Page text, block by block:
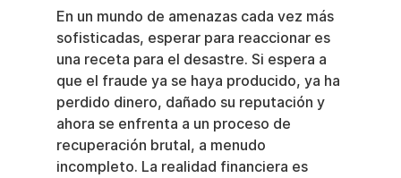
En un mundo de amenazas cada vez más
sofisticadas, esperar para reaccionar es
una receta para el desastre. Si espera a
que el fraude ya se haya producido, ya ha
perdido dinero, dañado su reputación y
ahora se enfrenta a un proceso de
recuperación brutal, a menudo
incompleto. La realidad financiera es